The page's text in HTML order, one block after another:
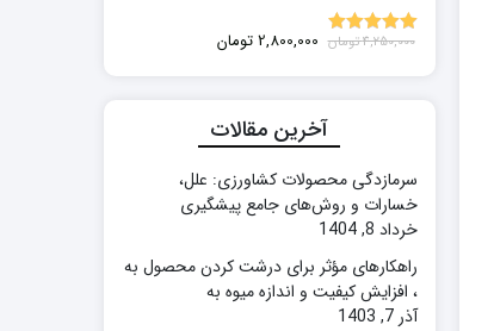
نمره5.004,250,000تومان قیمت
بود.
2,800,000 تومان
آخرین مقالات
سرمازدگی محصولات کشاورزی: علل،
خسارات و روش‌های جامع پیشگیری
خرداد 8, 1404
راهکارهای مؤثر برای درشت کردن محصول به
، افزایش کیفیت و اندازه میوه به
آذر 7, 1403